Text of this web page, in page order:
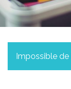
Impossible